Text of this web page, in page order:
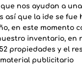
nos ayudan a
así que la ide se fue
en este momento
inventario, en
propiedades y el
publicitario